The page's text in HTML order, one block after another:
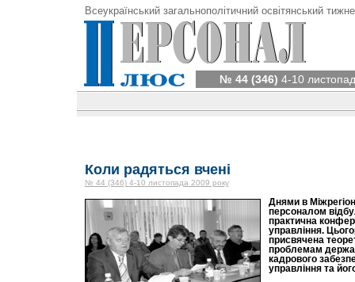
Всеукраїнський загальнополітичний освітянський
№ 44 (346) 4-10
Коли радяться вчені
№ 44 (346) 4-10 листопада 2009 року
Днями в
персоналом
практична
управління.
присвячена
проблемам
кадрового
управління та